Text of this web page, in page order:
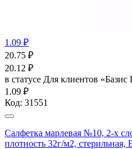
1.09 ₽
20.75 ₽
20.12 ₽
в статусе Для клиентов
1.09 ₽
Код: 31551
Салфетка марлевая №10, 2-х
плотность 32г/м2,